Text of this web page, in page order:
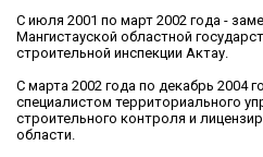
С июля 2001 по март 2002 года -
Мангистауской областной
строительной инспекции Актау.
С марта 2002 года по декабрь 2004
специалистом территориального
строительного контроля и
области.